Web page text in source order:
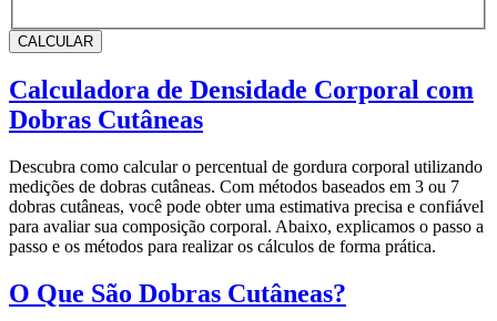
CALCULAR
Calculadora de Densidade Corporal com
Dobras Cutâneas
Descubra como calcular o percentual de gordura corporal utilizando
medições de dobras cutâneas. Com métodos baseados em 3 ou 7
dobras cutâneas, você pode obter uma estimativa precisa e confiável
para avaliar sua composição corporal. Abaixo, explicamos o passo a
passo e os métodos para realizar os cálculos de forma prática.
O Que São Dobras Cutâneas?